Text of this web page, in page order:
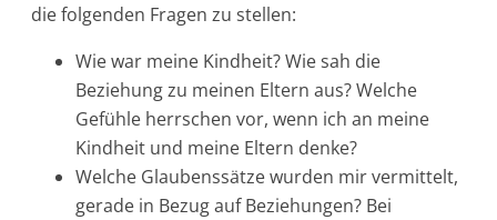
die folgenden Fragen zu stellen:
Wie war meine Kindheit? Wie sah die
Beziehung zu meinen Eltern aus? Welche
Gefühle herrschen vor, wenn ich an meine
Kindheit und meine Eltern denke?
Welche Glaubenssätze wurden mir vermittelt,
gerade in Bezug auf Beziehungen? Bei